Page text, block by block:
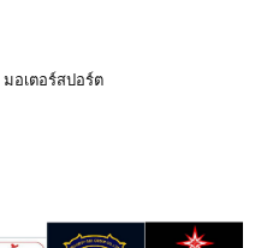
มอเตอร์สปอร์ต